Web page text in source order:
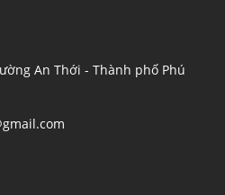
An Thới - Thành phố Phú